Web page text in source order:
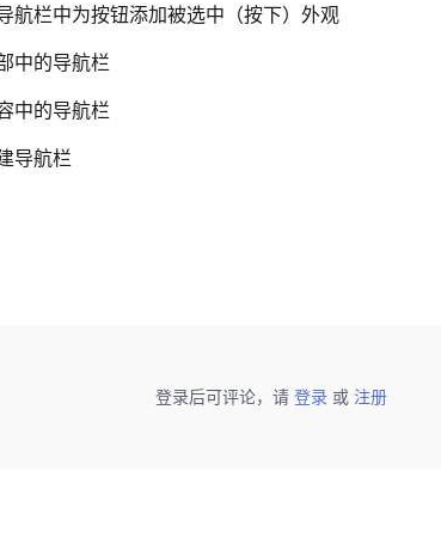
航栏中为按钮添加被选中（按下）外观
中的导航栏
中的导航栏
导航栏
登录后可评论，请 登录 或 注册